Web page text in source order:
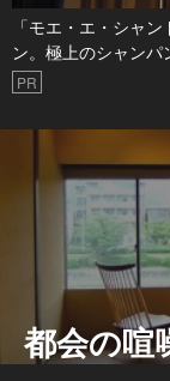
「モエ・エ・シャ
ン。極上のシャンパ
PR
都会の喧